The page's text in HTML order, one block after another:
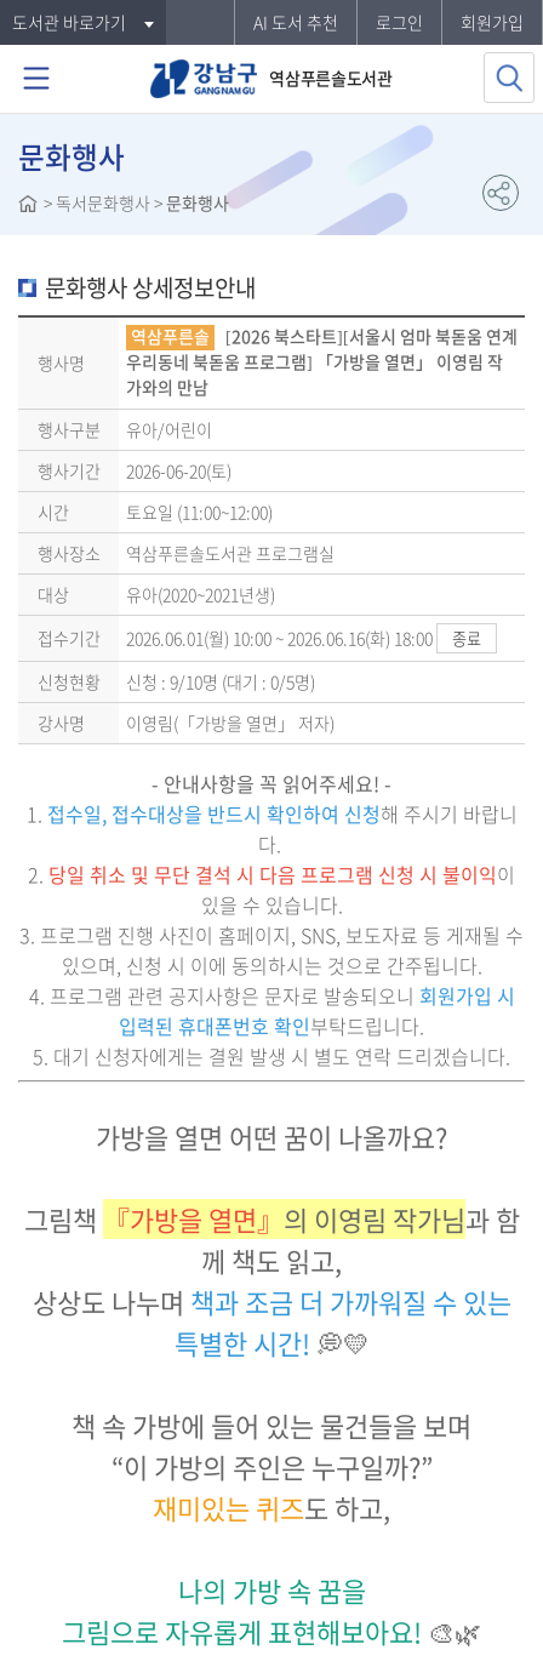
도서관 바로가기 AI 도서 추천 로그인 회원가입
역삼푸른솔도서관
문화행사
> 독서문화행사>문화행사
문화행사 상세정보안내
행사명
역삼푸른솔
[2026 북스타트][서울시 엄마 북돋움 연계
우리동네 북돋움 프로그램] 「가방을 열면」 이영림 작
가와의 만남
행사구분
유아/어린이
행사기간
2026-06-20(토)
시간
토요일 (11:00~12:00)
행사장소
역삼푸른솔도서관 프로그램실
대상
유아(2020~2021년생)
접수기간
2026.06.01(월) 10:00 ~ 2026.06.16(화) 18:00 종료
신청현황
신청 : 9/10명 (대기 : 0/5명)
강사명
이영림(「가방을 열면」 저자)
- 안내사항을 꼭 읽어주세요! -
1. 접수일, 접수대상을 반드시 확인하여 신청해 주시기 바랍니
다.
2. 당일 취소 및 무단 결석 시 다음 프로그램 신청 시 불이익이
있을 수 있습니다.
3. 프로그램 진행 사진이 홈페이지, SNS, 보도자료 등 게재될 수
있으며, 신청 시 이에 동의하시는 것으로 간주됩니다.
4. 프로그램 관련 공지사항은 문자로 발송되오니 회원가입 시
입력된 휴대폰번호 확인부탁드립니다.
5. 대기 신청자에게는 결원 발생 시 별도 연락 드리겠습니다.
가방을 열면 어떤 꿈이 나올까요?
그림책 『가방을 열면』 의 이영림 작가님과 함
께 책도 읽고,
상상도 나누며 책과 조금 더 가까워질 수 있는
특별한 시간! 💭💛
책 속 가방에 들어 있는 물건들을 보며
“이 가방의 주인은 누구일까?”
재미있는 퀴즈도 하고,
나의 가방 속 꿈을
그림으로 자유롭게 표현해보아요! 🎨🌿